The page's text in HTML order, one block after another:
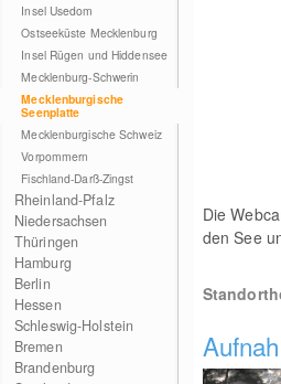
Insel Usedom
Ostseeküste Mecklenburg
Insel Rügen und Hiddensee
Mecklenburg-Schwerin
Mecklenburgische
Seenplatte
Mecklenburgische Schweiz
Vorpommern
Fischland-Darß-Zingst
Rheinland-Pfalz
Niedersachsen
Thüringen
Hamburg
Berlin
Hessen
Schleswig-Holstein
Bremen
Brandenburg
Die
den See